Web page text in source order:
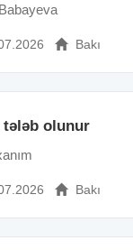
Bakı
tələb olunur
Bakı